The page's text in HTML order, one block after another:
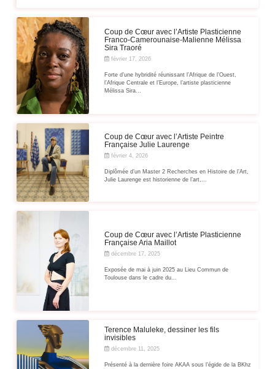
Coup de Cœur avec l’Artiste Plasticienne
Franco-Camerounaise-Malienne Mélissa
Sira Traoré
février 17, 2026
Forte d’une hybridité réunissant l’Afrique de l’Ouest,
l’Afrique Centrale et l’Europe, l’artiste plasticienne
Mélissa Sira...
Coup de Cœur avec l’Artiste Peintre
Française Julie Laurenge
février 4, 2026
Diplômée d’un Master 2 Recherches en Histoire de l’Art,
Julie Laurenge est historienne de l’art,...
Coup de Cœur avec l’Artiste Plasticienne
Française Aria Maillot
décembre 17, 2025
Exposée de mai à juin 2025 au Lieu Commun de
Toulouse dans le cadre du...
Terence Maluleke, dessiner les fils
invisibles
décembre 11, 2025
Présenté à la dernière foire AKAA sous l’égide de la BKhz